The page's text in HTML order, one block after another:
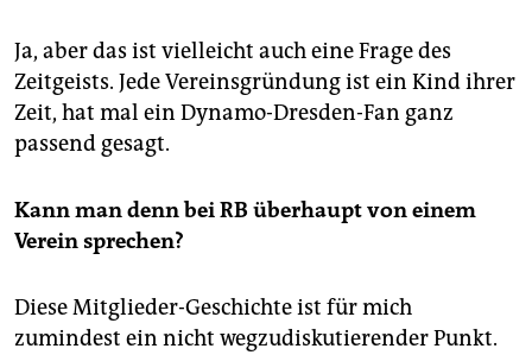
Ja, aber das ist vielleicht auch eine Frage des
Zeitgeists. Jede Vereinsgründung ist ein Kind ihrer
Zeit, hat mal ein Dynamo-Dresden-Fan ganz
passend gesagt.
Kann man denn bei RB überhaupt von einem
Verein sprechen?
Diese Mitglieder-Geschichte ist für mich
zumindest ein nicht wegzudiskutierender Punkt.